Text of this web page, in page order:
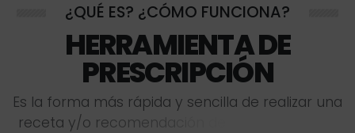
¿QUÉ ES? ¿CÓMO FUNCIONA?
HERRAMIENTA DE
PRESCRIPCIÓN
Es la forma más rápida y sencilla de realizar una
receta y/o recomen